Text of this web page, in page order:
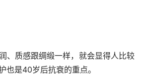
、质感跟绸缎一样，就会显得人比较
也是40岁后抗衰的重点。